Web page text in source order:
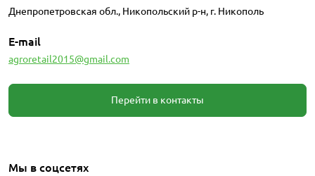
Днепропетровская обл., Никопольский р-н, г. Никополь
E-mail
agroretail2015@gmail.com
Перейти в контакты
Мы в соцсетях